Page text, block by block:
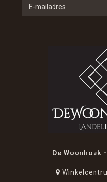
praktisch onbreekbaar.
De Woonhoek